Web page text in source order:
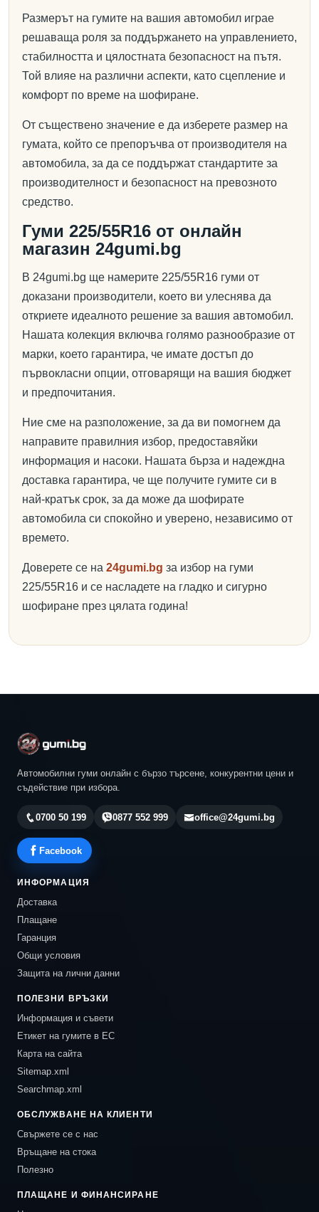
Размерът на гумите на вашия автомобил играе
решаваща роля за поддържането на управлението,
стабилността и цялостната безопасност на пътя.
Той влияе на различни аспекти, като сцепление и
комфорт по време на шофиране.
От съществено значение е да изберете размер на
гумата, който се препоръчва от производителя на
автомобила, за да се поддържат стандартите за
производителност и безопасност на превозното
средство.
Гуми 225/55R16 от онлайн
магазин 24gumi.bg
В 24gumi.bg ще намерите 225/55R16 гуми от
доказани производители, което ви улеснява да
откриете идеалното решение за вашия автомобил.
Нашата колекция включва голямо разнообразие от
марки, което гарантира, че имате достъп до
първокласни опции, отговарящи на вашия бюджет
и предпочитания.
Ние сме на разположение, за да ви помогнем да
направите правилния избор, предоставяйки
информация и насоки. Нашата бърза и надеждна
доставка гарантира, че ще получите гумите си в
най-кратък срок, за да може да шофирате
автомобила си спокойно и уверено, независимо от
времето.
Доверете се на 24gumi.bg за избор на гуми
225/55R16 и се насладете на гладко и сигурно
шофиране през цялата година!
Автомобилни гуми онлайн с бързо търсене, конкурентни цени и
съдействие при избора.
0700 50 199 0877 552 999 office@24gumi.bg
Facebook
ИНФОРМАЦИЯ
Доставка
Плащане
Гаранция
Общи условия
Защита на лични данни
ПОЛЕЗНИ ВРЪЗКИ
Информация и съвети
Етикет на гумите в ЕС
Карта на сайта
Sitemap.xml
Searchmap.xml
ОБСЛУЖВАНЕ НА КЛИЕНТИ
Свържете се с нас
Връщане на стока
Полезно
ПЛАЩАНЕ И ФИНАНСИРАНЕ